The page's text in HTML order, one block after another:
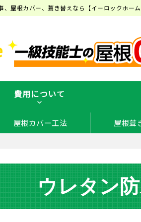
屋根カバー、葺き替えなら【イーロックホー
費用について
屋根カバー工法 屋根葺
ウレタン